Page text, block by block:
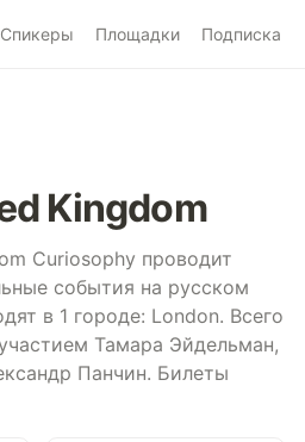
Спикеры Площадки Подписка
Kingdom
Curiosophy проводит
события на русском
в 1 городе: London. Всего
Тамара Эйдельман,
Панчин. Билеты